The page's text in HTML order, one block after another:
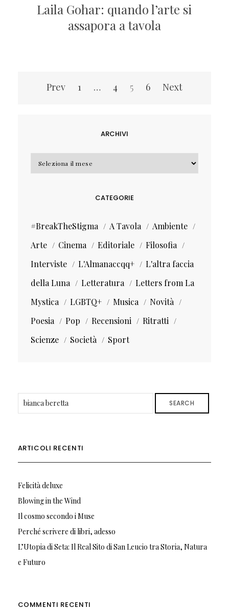
Laila Gohar: quando l’arte si
assapora a tavola
Navigazione
Prev 1 … 4 5 6 Next
ARCHIVI
Archivi
CATEGORIE
#BreakTheStigma A Tavola
Ambiente
Arte
Cinema Editoriale
Filosofia
Interviste
L'Almanaccqq+
L'altra faccia
della Luna
Letteratura
Letters from La
Mystica
LGBTQ+ Musica
Novità
Poesia
Pop Recensioni
Ritratti
Scienze
Società Sport
SEARCH
ARTICOLI RECENTI
Felicità deluxe
Blowing in the Wind
Il cosmo secondo i Muse
Perché scrivere di libri, adesso
L’Utopia di Seta: Il Real Sito di San Leucio tra Storia, Natura
e Futuro
COMMENTI RECENTI